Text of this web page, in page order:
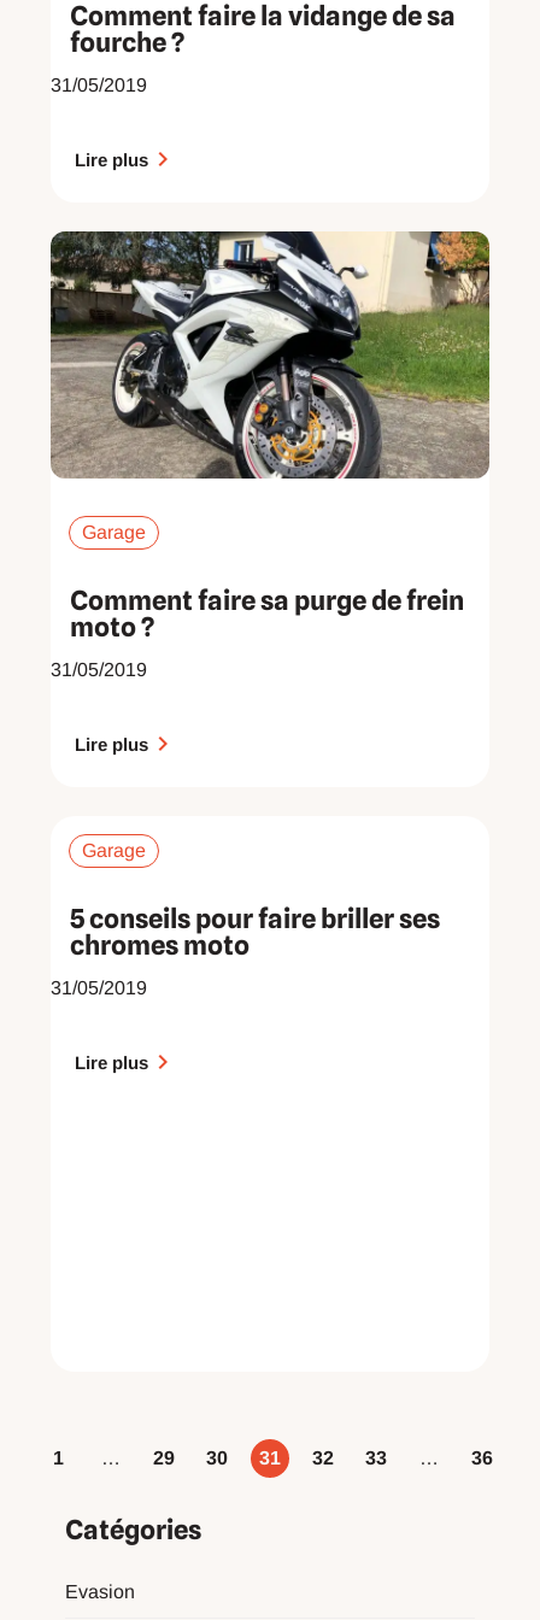
Catégories
Evasion
Comment faire la vidange de sa
fourche ?
31/05/2019
Lire plus
Garage
Comment faire sa​ purge de frein
moto ?
31/05/2019
Lire plus
Garage
5​ ​conseils pour faire briller ses​
chromes moto
31/05/2019
Lire plus
1 … 29 30 31 32 33 … 36